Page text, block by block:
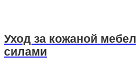
Уход за кожаной
силами